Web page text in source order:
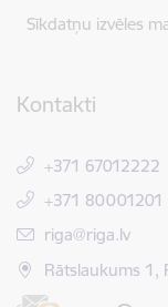
Sīkdatņu izvēles
Kontakti
+371 67012222
+371 80001201
E-pasts:
riga@riga.lv
Rātslaukums 1,